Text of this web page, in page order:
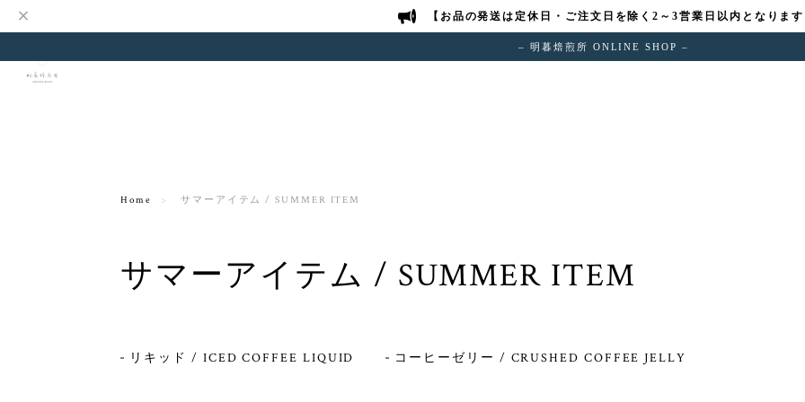
【お品の発送は定休日・ご注文日を除く2～3営業日以内となりま
– 明暮焙煎所 ONLINE SHOP –
Home サマーアイテム / SUMMER ITEM
サマーアイテム / SUMMER ITEM
リキッド / ICED COFFEE LIQUID コーヒーゼリー / CRUSHED COFFEE JELLY